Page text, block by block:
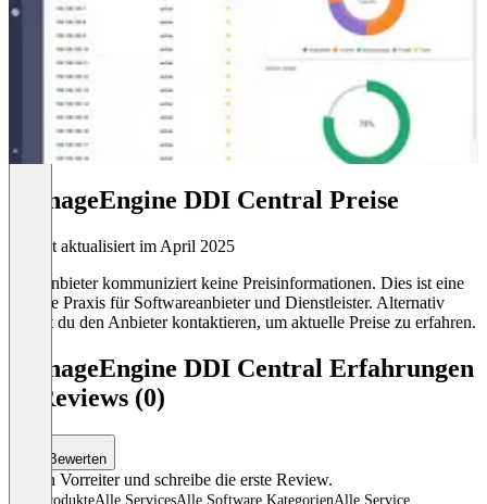
ManageEngine DDI Central Preise
Zuletzt aktualisiert im April 2025
Der Anbieter kommuniziert keine Preisinformationen. Dies ist eine
übliche Praxis für Softwareanbieter und Dienstleister. Alternativ
kannst du den Anbieter kontaktieren, um aktuelle Preise zu erfahren.
ManageEngine DDI Central Erfahrungen
& Reviews (0)
Bewerten
Sei ein Vorreiter und schreibe die erste Review.
Alle ProdukteAlle ServicesAlle Software KategorienAlle Service